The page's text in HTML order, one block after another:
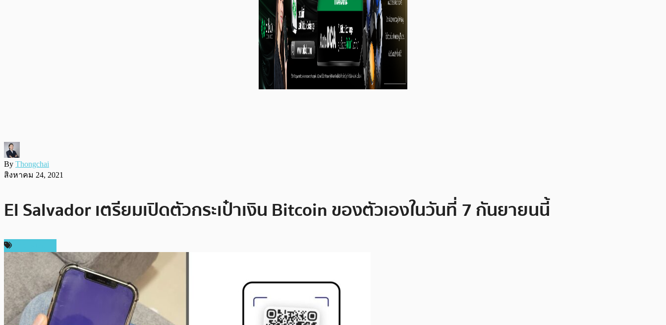
By Thongchai
สิงหาคม 24, 2021
El Salvador เตรียมเปิดตัวกระเป๋าเงิน Bitcoin ของตัวเองในวันที่ 7 กันยายนนี้